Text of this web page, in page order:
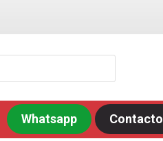
Contacto
Whatsapp